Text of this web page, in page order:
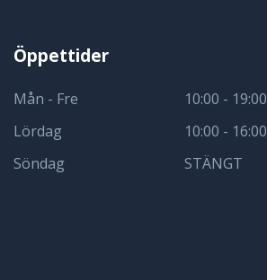
Öppettider
Mån - Fre
Lördag
Söndag
10:00 - 19:00
10:00 - 16:00
STÄNGT